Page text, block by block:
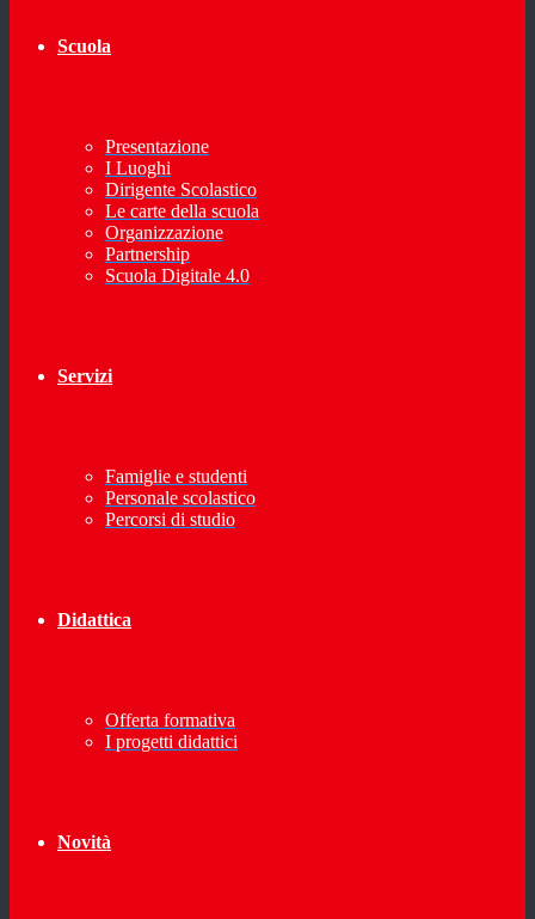
Scuola
Presentazione
I Luoghi
Dirigente Scolastico
Le carte della scuola
Organizzazione
Partnership
Scuola Digitale 4.0
Servizi
Famiglie e studenti
Personale scolastico
Percorsi di studio
Didattica
Offerta formativa
I progetti didattici
Novità